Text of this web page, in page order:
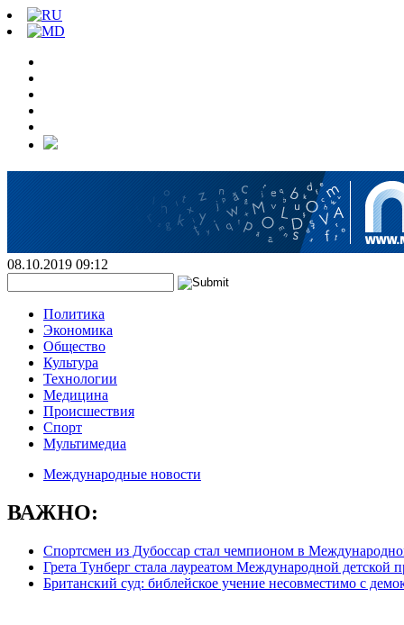
08.10.2019 09:12
Политика
Экономика
Общество
Культура
Технологии
Медицина
Происшествия
Спорт
Мультимедиа
Международные новости
ВАЖНО:
Спортсмен из Дубоссар стал чемпионом в
Грета Тунберг стала лауреатом Международной детской
Британский суд: библейское учение несовместимо с